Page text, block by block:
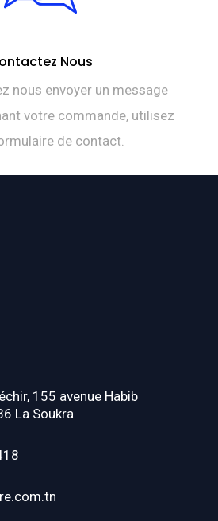
Nous
nous envoyer un message
votre commande, utilisez
de contact.
155 avenue Habib
La Soukra